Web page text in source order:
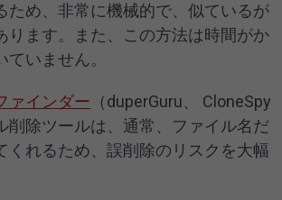
ため、非常に機械的で、似ているが
ます。また、この方法は時間がか
いません。
ァインダー （duperGuru、 CloneSpy
削除ツールは、通常、ファイル名だ
れるため、誤削除のリスクを大幅